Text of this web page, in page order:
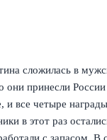
сложилась в
принесли России
и все четыре
в этот раз